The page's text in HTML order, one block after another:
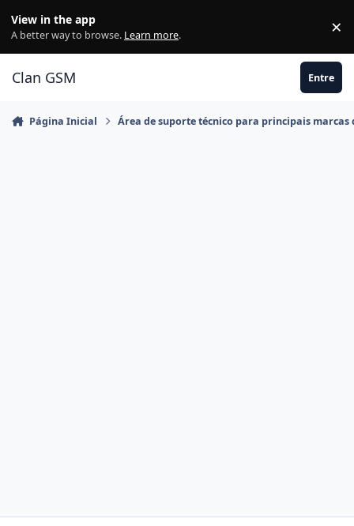
View in the app
A better way to browse. Learn more. ×
Clan GSM Entre
Página Inicial Área de suporte técnico para principais marcas